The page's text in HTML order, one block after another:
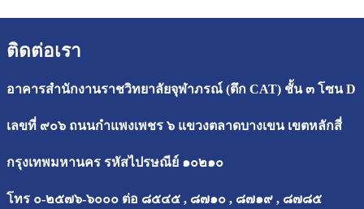
ติดต่อเรา
อาคารสำนักงานราชวิทยาลัยจุฬาภรณ์ (ตึก CAT) ชั้น ๓ โซน D
เลขที่ ๙๐๖ ถนนกำแพงเพชร ๖ แขวงตลาดบางเขน เขตหลักสี่
กรุงเทพมหานคร รหัสไปรษณีย์ ๑๐๒๑๐
โทร ๐-๒๕๗๖-๖๐๐๐ ต่อ ๘๕๔๕ , ๘๗๑๐ , ๘๗๑๙ , ๘๗๘๕